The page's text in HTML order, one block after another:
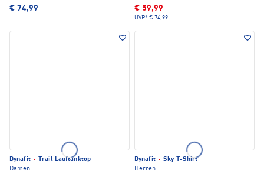
€ 74,99 € 59,99
UVP* € 74,99
Dynafit ·
Trail Lauftanktop
Damen
Dynafit · Sky T-Shirt
Herren